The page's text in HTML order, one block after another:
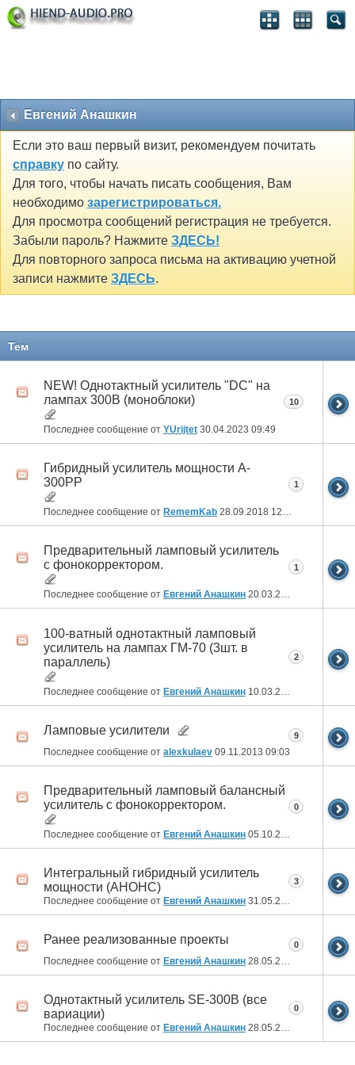
Евгений Анашкин
Если это ваш первый визит, рекомендуем почитать
справку по сайту.
Для того, чтобы начать писать сообщения, Вам
необходимо зарегистрироваться.
Для просмотра сообщений регистрация не требуется.
Забыли пароль? Нажмите ЗДЕСЬ!
Для повторного запроса письма на активацию учетной
записи нажмите ЗДЕСЬ.
Тем
NEW! Однотактный усилитель "DC" на
лампах 300В (моноблоки)
Последнее сообщение от YUrijtet 30.04.2023 09:49
10
Гибридный усилитель мощности A-
300PP
Последнее сообщение от RememKab 28.09.2018 12:32
1
Предварительный ламповый усилитель
с фонокорректором.
Последнее сообщение от Евгений Анашкин 20.03.2017
1
100-ватный однотактный ламповый
усилитель на лампах ГМ-70 (3шт. в
параллель)
Последнее сообщение от Евгений Анашкин 10.03.2017
2
Ламповые усилители
Последнее сообщение от alexkulaev 09.11.2013 09:03
9
Предварительный ламповый балансный
усилитель с фонокорректором.
Последнее сообщение от Евгений Анашкин 05.10.2013
0
Интегральный гибридный усилитель
мощности (АНОНС)
Последнее сообщение от Евгений Анашкин 31.05.2013
3
Ранее реализованные проекты
Последнее сообщение от Евгений Анашкин 28.05.2013
0
Однотактный усилитель SE-300B (все
вариации)
Последнее сообщение от Евгений Анашкин 28.05.2013
0